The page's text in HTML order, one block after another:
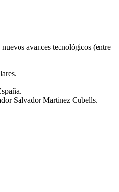
avances tecnológicos (entre
Salvador Martínez Cubells.